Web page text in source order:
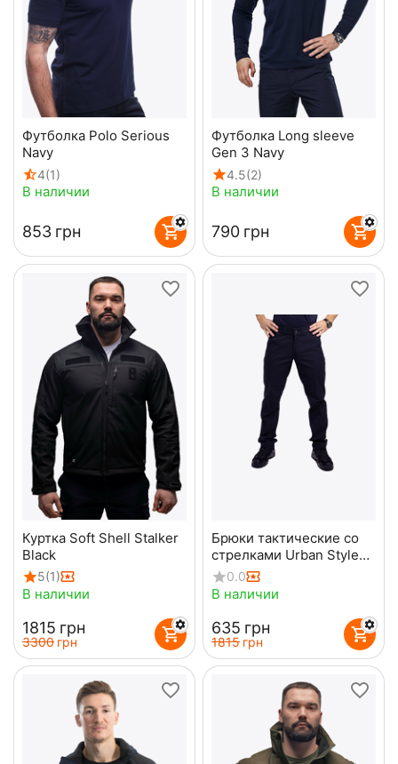
Футболка Polo Serious
Navy
4(1)
В наличии
‍853‍ грн
Футболка Long sleeve
Gen 3 Navy
4.5(2)
В наличии
‍790‍ грн
Куртка Soft Shell Stalker
Black
5(1)
В наличии
‍1815‍ грн
‍3300‍ грн
Брюки тактические со
стрелками Urban Style
Dark Navy
0.0
В наличии
‍635‍ грн
‍1815‍ грн